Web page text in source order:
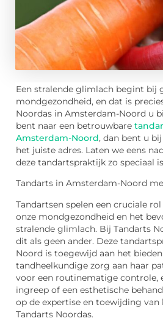
Een stralende glimlach begint bij
mondgezondheid, en dat is
Noordas in Amsterdam-Noord u
bent naar een betrouwbare
Amsterdam-Noord, dan bent u
het juiste adres. Laten we eens
deze tandartspraktijk zo speciaal
Tandarts in Amsterdam-Noord
Tandartsen spelen een cruciale
onze mondgezondheid en het
stralende glimlach. Bij Tandarts
dit als geen ander. Deze
Noord is toegewijd aan het
tandheelkundige zorg aan haar
voor een routinematige controle,
ingreep of een esthetische
op de expertise en toewijding van
Tandarts Noordas.